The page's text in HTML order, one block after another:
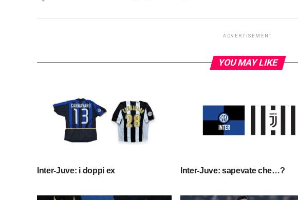
ADVERTISEMENT
YOU MAY LIKE
Inter-Juve: i doppi ex Inter-Juve: sapevate che…?